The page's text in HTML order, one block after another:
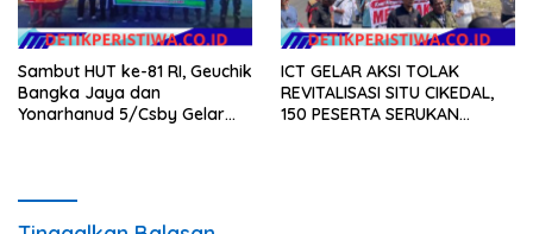
Sambut HUT ke-81 RI, Geuchik
Bangka Jaya dan
Yonarhanud 5/Csby Gelar
ICT GELAR AKSI TOLAK
REVITALISASI SITU CIKEDAL,
150 PESERTA SERUKAN